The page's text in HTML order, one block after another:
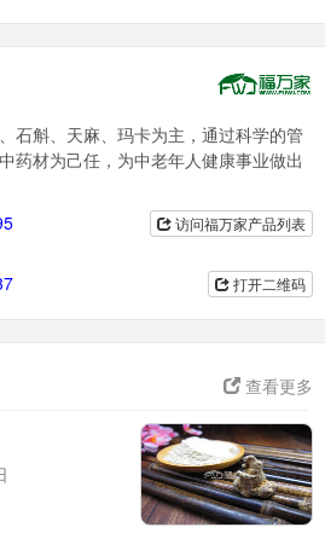
石斛、天麻、玛卡为主，通过科学的管
药材为己任，为中老年人健康事业做出
访问福万家产品列表
打开二维码
查看更多